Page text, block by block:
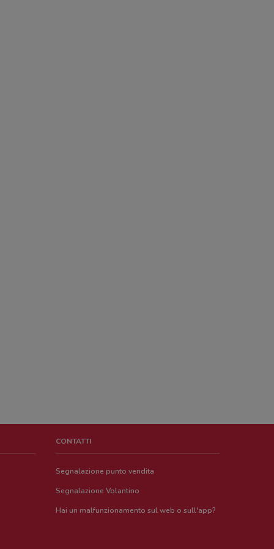
CONTATTI
Segnalazione punto vendita
Segnalazione Volantino
Hai un malfunzionamento sul web o sull'app?